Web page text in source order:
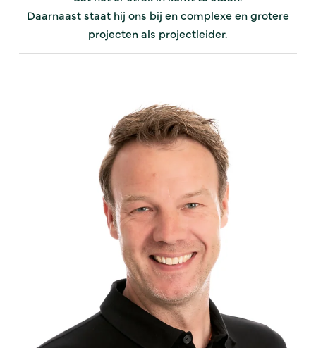
Daarnaast staat hij ons bij en complexe en grotere
projecten als projectleider.